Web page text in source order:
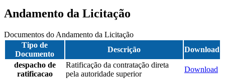
Andamento da Licitação
Documentos do Andamento da Licitação
Tipo de
Documento
Descrição
Download
despacho de
ratificacao
Ratificação da contratação direta
pela autoridade superior
Download